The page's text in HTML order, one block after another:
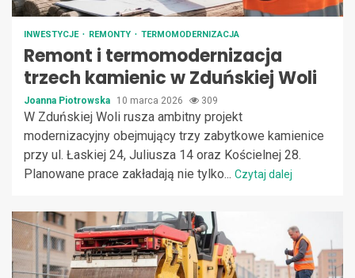
INWESTYCJE REMONTY TERMOMODERNIZACJA
Remont i termomodernizacja
trzech kamienic w Zduńskiej Woli
Joanna Piotrowska 10 marca 2026 309
W Zduńskiej Woli rusza ambitny projekt
modernizacyjny obejmujący trzy zabytkowe kamienice
przy ul. Łaskiej 24, Juliusza 14 oraz Kościelnej 28.
Planowane prace zakładają nie tylko... Czytaj dalej